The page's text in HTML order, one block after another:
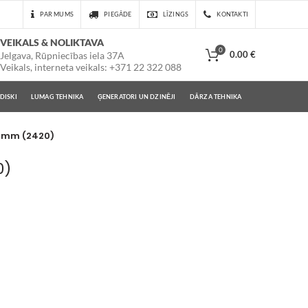
PAR MUMS PIEGĀDE LĪZINGS KONTAKTI
VEIKALS & NOLIKTAVA
Jelgava, Rūpniecības iela 37A
Veikals, interneta veikals: +371 22 322 088
0 0.00€
LUMAG TEHNIKA ĢENERATORI UN DZINĒJI DĀRZA TEHNIKA
mm (2420)